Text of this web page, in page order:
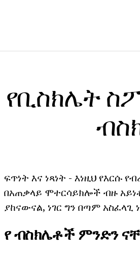
የቢስክሌት
ፍጥነት እና ነጻነት - እነዚህ
በአጠቃላይ ሞተርሳይክሎች ብዙ
ያከናውናል, ነገር ግን በጣም አስፈላጊ
የ ብስክሌቶች ምንድን